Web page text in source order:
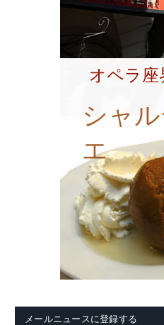
シャ
エ
オペラ座
メールニュースに登録する